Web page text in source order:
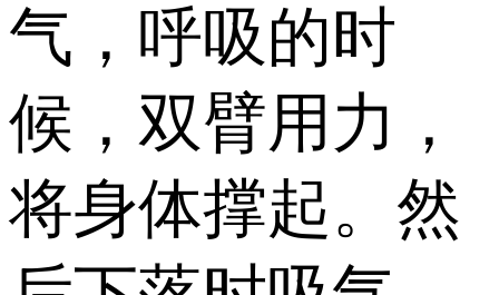
气，呼吸的时
候，双臂用力，
将身体撑起。然